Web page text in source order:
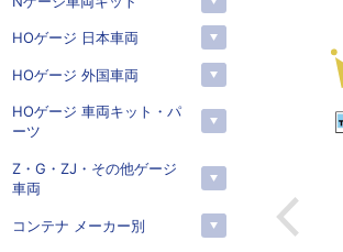
HOゲージ 日本車両
HOゲージ 外国車両
HOゲージ 車両キット・パ
ーツ
Z・G・ZJ・その他ゲージ
車両
コンテナ メーカー別